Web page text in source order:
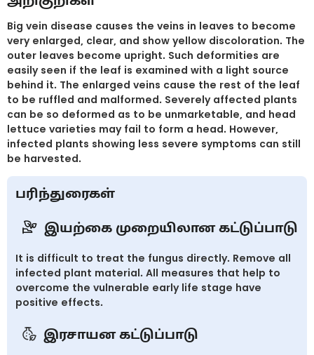
Big vein disease causes the veins in leaves to become
very enlarged, clear, and show yellow discoloration. The
outer leaves become upright. Such deformities are
easily seen if the leaf is examined with a light source
behind it. The enlarged veins cause the rest of the leaf
to be ruffled and malformed. Severely affected plants
can be so deformed as to be unmarketable, and head
lettuce varieties may fail to form a head. However,
infected plants showing less severe symptoms can still
be harvested.
பரிந்துரைகள்
இயற்கை முறையிலான கட்டுப்பாடு
It is difficult to treat the fungus directly. Remove all
infected plant material. All measures that help to
overcome the vulnerable early life stage have
positive effects.
இரசாயன கட்டுப்பாடு